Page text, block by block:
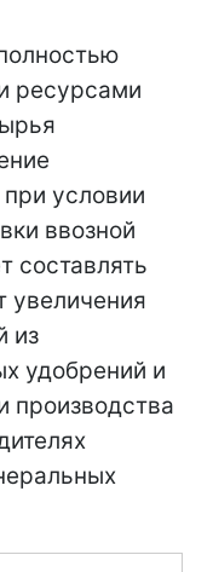
ресурсами
условии
ввозной
составлять
увеличения
из
удобрений и
производства